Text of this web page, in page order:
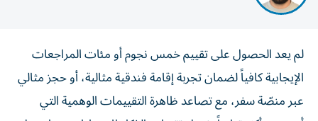
لم يعد الحصول على تقييم خمس نجوم أو مئات المراجعات
الإيجابية كافياً لضمان تجربة إقامة فندقية مثالية، أو حجز مثالي
عبر منصّة سفر، مع تصاعد ظاهرة التقييمات الوهمية التي